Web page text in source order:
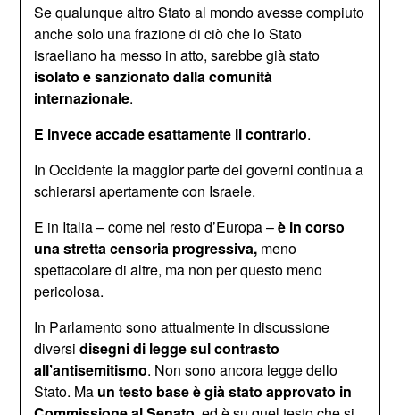
Se qualunque altro Stato al mondo avesse compiuto
anche solo una frazione di ciò che lo Stato
israeliano ha messo in atto, sarebbe già stato
isolato e sanzionato dalla comunità
internazionale.
E invece accade esattamente il contrario.
In Occidente la maggior parte dei governi continua a
schierarsi apertamente con Israele.
E in Italia – come nel resto d’Europa –è in corso
una stretta censoria progressiva, meno
spettacolare di altre, ma non per questo meno
pericolosa.
In Parlamento sono attualmente in discussione
diversidisegni di legge sulcontrasto
all’antisemitismo. Non sono ancora legge dello
Stato. Ma un testo base è già stato approvato in